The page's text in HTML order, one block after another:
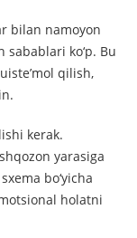
bilan namoyon
sabablari ko‘p. Bu
qilish,
kerak.
yarasiga
bo‘yicha
holatni